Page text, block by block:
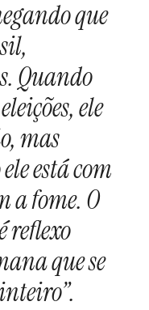
que
Quando
ele
mas
está com
a fome. O
reflexo
que se